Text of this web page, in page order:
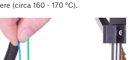
(circa 160 - 170 °C).